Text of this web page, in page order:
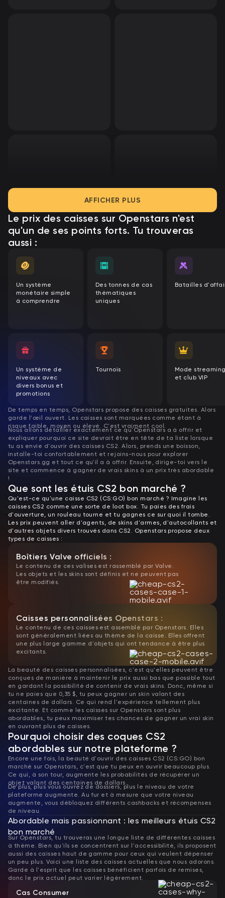
AFFICHER PLUS
Le prix des caisses sur Openstars n'est
qu'un de ses points forts. Tu trouveras
aussi :
Un système
monétaire simple
à comprendre
Des tonnes de cas
thématiques
uniques
Batailles
Un système de
niveaux avec
divers bonus et
promotions
Tournois
Mode
et club VIP
De temps en temps, Openstars propose des caisses gratuites. Alors
garde l'œil ouvert. Les caisses sont marquées comme étant à
risque faible, moyen ou élevé. C'est vraiment cool.
Nous allons détailler exactement ce qu'Openstars a à offrir et
expliquer pourquoi ce site devrait être en tête de ta liste lorsque
tu as envie d'ouvrir des caisses CS2. Alors, prends une boisson,
installe-toi confortablement et rejoins-nous pour explorer
Openstars.gg et tout ce qu'il a à offrir. Ensuite, dirige-toi vers le
site et commence à gagner de vrais skins à un prix très abordable
!
Que sont les étuis CS2 bon marché ?
Qu'est-ce qu'une caisse CS2 (CS:GO) bon marché ? Imagine les
caisses CS2 comme une sorte de loot box. Tu paies des frais
d'ouverture, un rouleau tourne et tu gagnes ce sur quoi il tombe.
Les prix peuvent aller d'agents, de skins d'armes, d'autocollants et
d'autres objets divers trouvés dans CS2. Openstars propose deux
types de caisses :
Boîtiers Valve officiels :
Le contenu de ces valises est rassemblé par Valve.
Les objets et les skins sont définis et ne peuvent pas
être modifiés.
Caisses personnalisées Openstars :
Le contenu de ces caisses est assemblé par Openstars. Elles
sont généralement liées au thème de la caisse. Elles offrent
une plus large gamme d'objets qui ont tendance à être plus
excitants.
La beauté des caisses personnalisées, c'est qu'elles peuvent être
conçues de manière à maintenir le prix aussi bas que possible tout
en gardant la possibilité de contenir de vrais skins. Donc, même si
tu ne paies que 0,35 $, tu peux gagner un skin valant des
centaines de dollars. Ce qui rend l'expérience tellement plus
excitante. Et comme les caisses sur Openstars sont plus
abordables, tu peux maximiser tes chances de gagner un vrai skin
en ouvrant plus de caisses.
Pourquoi choisir des coques CS2
abordables sur notre plateforme ?
Encore une fois, la beauté d'ouvrir des caisses CS2 (CS:GO) bon
marché sur Openstars, c'est que tu peux en ouvrir beaucoup plus.
Ce qui, à son tour, augmente les probabilités de récupérer un
objet valant des centaines de dollars.
De plus, plus vous ouvrez de dossiers, plus le niveau de votre
plateforme augmente. Au fur et à mesure que votre niveau
augmente, vous débloquez différents cashbacks et récompenses
de niveau.
Abordable mais passionnant : les meilleurs étuis CS2
bon marché
Sur Openstars, tu trouveras une longue liste de différentes caisses
à thème. Bien qu'ils se concentrent sur l'accessibilité, ils proposent
aussi des caisses haut de gamme pour ceux qui veulent dépenser
un peu plus. Voici une liste des caisses actuelles que nous adorons.
Garde à l'esprit que les caisses bénéficient parfois de remises,
donc le prix actuel peut varier légèrement.
Cas Consumer